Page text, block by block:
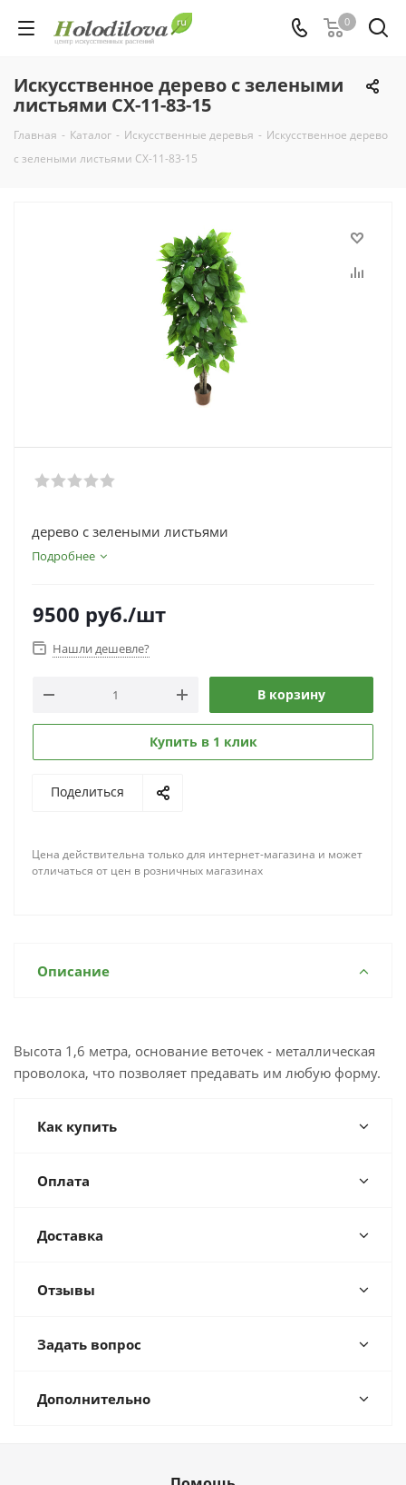
0
Искусственное дерево с зелеными
листьями СХ-11-83-15
Главная - Каталог - Искусственные деревья - Искусственное дерево
с зелеными листьями СХ-11-83-15
дерево с зелеными листьями
Подробнее
9500 руб./шт
Нашли дешевле?
В корзину
Купить в 1 клик
Поделиться
Цена действительна только для интернет-магазина и может
отличаться от цен в розничных магазинах
Описание
Высота 1,6 метра, основание веточек - металлическая
проволока, что позволяет предавать им любую форму.
Как купить
Оплата
Доставка
Отзывы
Задать вопрос
Дополнительно